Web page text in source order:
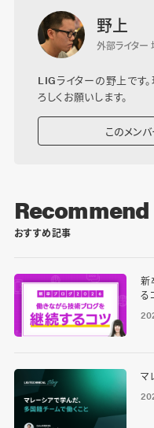
野上
外部ライタ
LIGライターの野上です
ろしくお願いします。
このメン
Recommend
おすすめ記事
新
る
マ